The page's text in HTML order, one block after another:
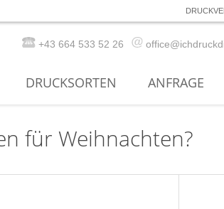
+43 664 533 52 26
DRUCKSORTEN ANFRAGE
für Weihnachten?